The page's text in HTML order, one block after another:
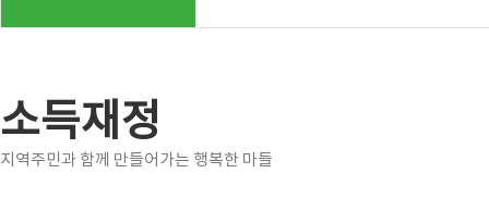
소득재정
지역주민과 함께 만들어가는 행복한 마들